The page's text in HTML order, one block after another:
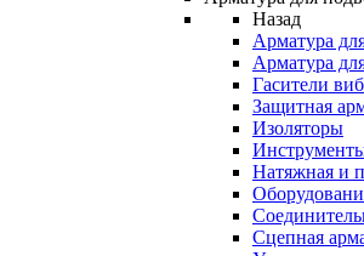
Назад
Арматура
Арматура
Гасители
Защитная
Изоляторы
Натяжная и
Сцепная